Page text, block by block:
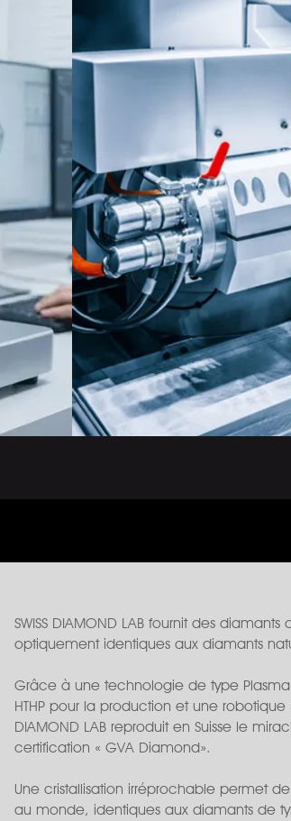
SWISS DIAMOND LAB fournit des
optiquement identiques aux diamants
Grâce à une technologie de type
HTHP pour la production et une robotique
DIAMOND LAB reproduit en Suisse le
certification « GVA Diamond».
Une cristallisation irréprochable permet
au monde, identiques aux diamants de